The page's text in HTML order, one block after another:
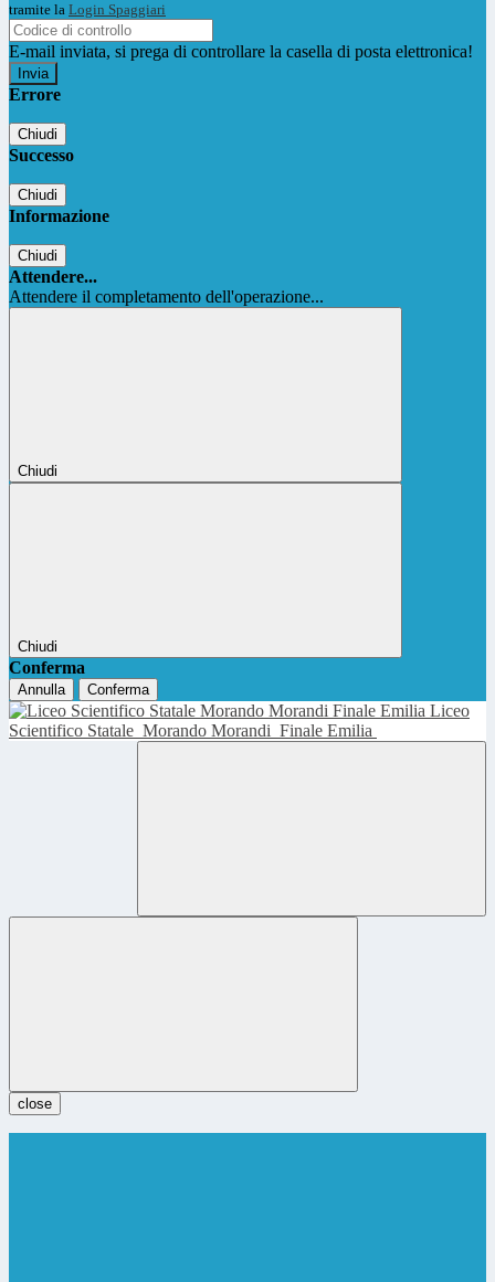
tramite la Login Spaggiari
E-mail inviata, si prega di controllare la casella di posta elettronica!
Errore
Chiudi
Successo
Chiudi
Informazione
Chiudi
Attendere...
Attendere il completamento dell'operazione...
Chiudi
Chiudi
Conferma
Annulla Conferma
Liceo
Scientifico Statale Morando Morandi Finale Emilia
close